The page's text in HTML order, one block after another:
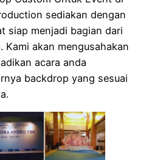
sediakan dengan
siap menjadi bagian dari
Kami akan mengusahakan
acara anda
backdrop yang sesuai